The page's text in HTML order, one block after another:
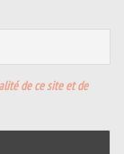
de ce site et de